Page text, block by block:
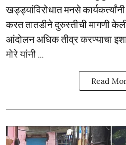
खड्ड्यांविरोधात मनसे
करत तातडीने दुरुस्तीची मागणी
आंदोलन अधिक तीव्र करण्याचा
मोरे यांनी ...
Read